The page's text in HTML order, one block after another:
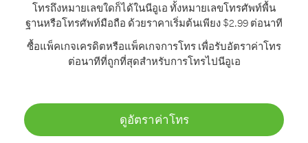
โทรถึงหมายเลขใดก็ได้ในนีอูเอ ทั้งหมายเลขโทรศัพท์พื้น
ฐานหรือโทรศัพท์มือถือ ด้วยราคาเริ่มต้นเพียง $2.99 ต่อนาที
ซื้อแพ็คเกจเครดิตหรือแพ็คเกจการโทร เพื่อรับอัตราค่าโทร
ต่อนาทีที่ถูกที่สุดสำหรับการโทรไปนีอูเอ
ดูอัตราค่าโทร